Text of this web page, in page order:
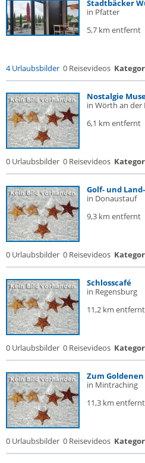
Stadtbäcker
in Pfatter
5,7 km entfernt
4 Urlaubsbilder 0 Reisevideos
Nostalgie
in Wörth an der
6,1 km entfernt
0 Urlaubsbilder 0 Reisevideos
Golf- und
in Donaustauf
9,3 km entfernt
0 Urlaubsbilder 0 Reisevideos
Schlosscafé
in Regensburg
11,2 km entfernt
0 Urlaubsbilder 0 Reisevideos
Zum
in Mintraching
11,3 km entfernt
0 Urlaubsbilder 0 Reisevideos